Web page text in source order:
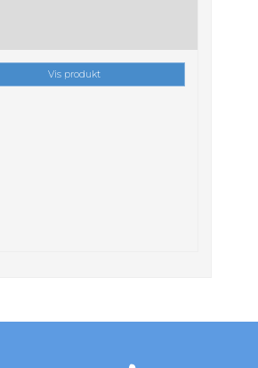
Vis produkt